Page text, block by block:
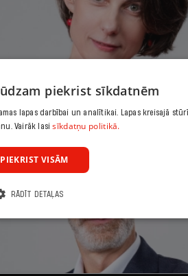
piekrist sīkdatnēm
lapas darbībai un analītikai. Lapas kreisajā
Vairāk lasisīkdatņu politikā.
PIEKRIST VISĀM
RĀDĪT DETAĻAS